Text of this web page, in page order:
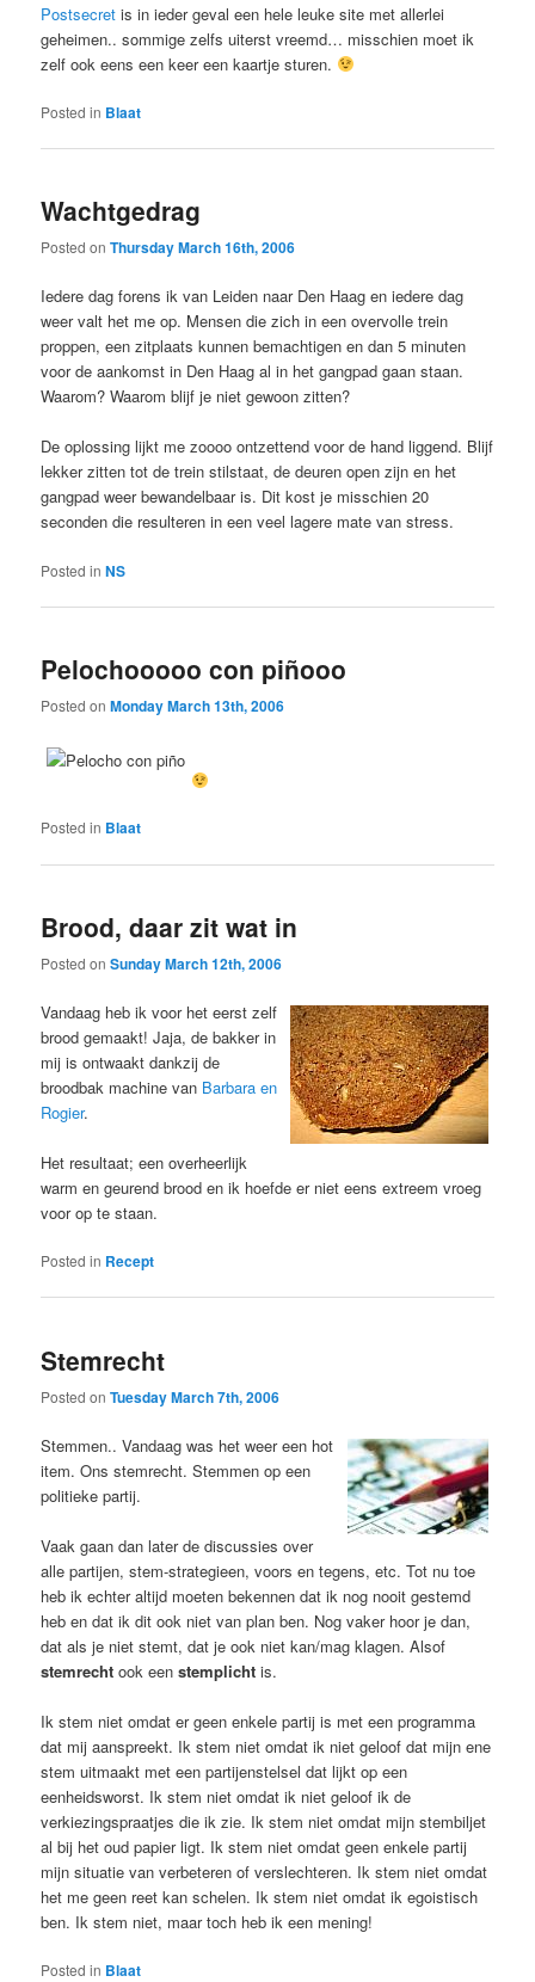
Postsecret is in ieder geval een hele leuke site met allerlei
geheimen.. sommige zelfs uiterst vreemd… misschien moet ik
zelf ook eens een keer een kaartje sturen.
Posted in Blaat
Wachtgedrag
Posted onThursday March 16th, 2006
Iedere dag forens ik van Leiden naar Den Haag en iedere dag
weer valt het me op. Mensen die zich in een overvolle trein
proppen, een zitplaats kunnen bemachtigen en dan 5 minuten
voor de aankomst in Den Haag al in het gangpad gaan staan.
Waarom? Waarom blijf je niet gewoon zitten?
De oplossing lijkt me zoooo ontzettend voor de hand liggend. Blijf
lekker zitten tot de trein stilstaat, de deuren open zijn en het
gangpad weer bewandelbaar is. Dit kost je misschien 20
seconden die resulteren in een veel lagere mate van stress.
Posted in NS
Pelochooooo con piñooo
Posted onMonday March 13th, 2006
Posted in Blaat
Brood, daar zit wat in
Posted onSunday March 12th, 2006
Vandaag heb ik voor het eerst zelf
brood gemaakt! Jaja, de bakker in
mij is ontwaakt dankzij de
broodbak machine van Barbara en
Rogier.
Het resultaat; een overheerlijk
warm en geurend brood en ik hoefde er niet eens extreem vroeg
voor op te staan.
Posted in Recept
Stemrecht
Posted onTuesday March 7th, 2006
Stemmen.. Vandaag was het weer een hot
item. Ons stemrecht. Stemmen op een
politieke partij.
Vaak gaan dan later de discussies over
alle partijen, stem-strategieen, voors en tegens, etc. Tot nu toe
heb ik echter altijd moeten bekennen dat ik nog nooit gestemd
heb en dat ik dit ook niet van plan ben. Nog vaker hoor je dan,
dat als je niet stemt, dat je ook niet kan/mag klagen. Alsof
stemrecht ook eenstemplicht is.
Ik stem niet omdat er geen enkele partij is met een programma
dat mij aanspreekt. Ik stem niet omdat ik niet geloof dat mijn ene
stem uitmaakt met een partijenstelsel dat lijkt op een
eenheidsworst. Ik stem niet omdat ik niet geloof ik de
verkiezingspraatjes die ik zie. Ik stem niet omdat mijn stembiljet
al bij het oud papier ligt. Ik stem niet omdat geen enkele partij
mijn situatie van verbeteren of verslechteren. Ik stem niet omdat
het me geen reet kan schelen. Ik stem niet omdat ik egoistisch
ben. Ik stem niet, maar toch heb ik een mening!
Posted in Blaat